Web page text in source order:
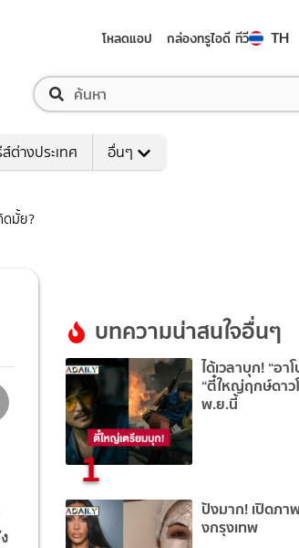
โหลดแอป กล่องทรูไอดี ทีวี TH
ต่างประเทศ อื่นๆ
ดมั้ย?
บทความน่าสนใจอื่นๆ
1
ได้เวลาบุก! “อ
“ตี๋ใหญ่ฤกษ์ดา
พ.ย.นี้
ปังมาก! เปิดภา
งกรุงเทพ